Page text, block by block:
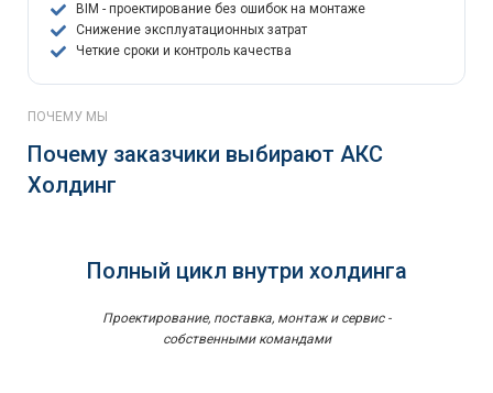
BIM - проектирование без ошибок на монтаже
Снижение эксплуатационных затрат
Четкие сроки и контроль качества
ПОЧЕМУ МЫ
Почему заказчики выбирают АКС
Холдинг
Полный цикл внутри холдинга
Проектирование, поставка, монтаж и сервис -
собственными командами